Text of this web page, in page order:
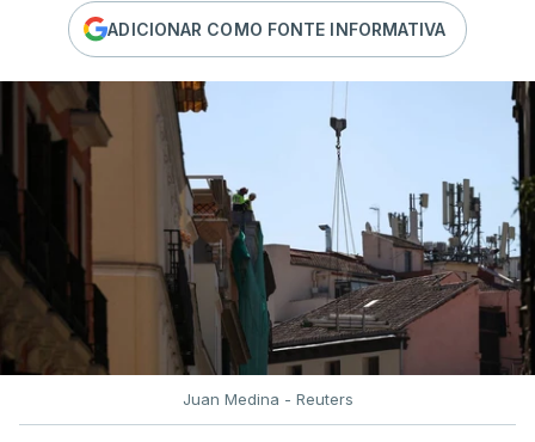
ADICIONAR COMO FONTE INFORMATIVA
Juan Medina - Reuters